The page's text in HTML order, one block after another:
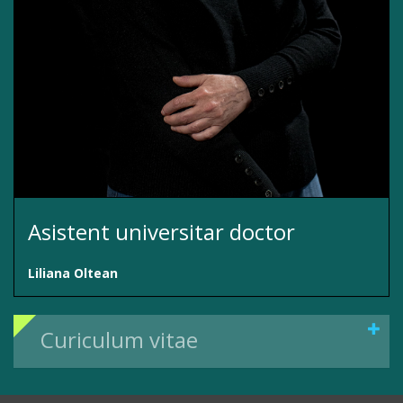
Asistent universitar doctor
Liliana Oltean
Curiculum vitae